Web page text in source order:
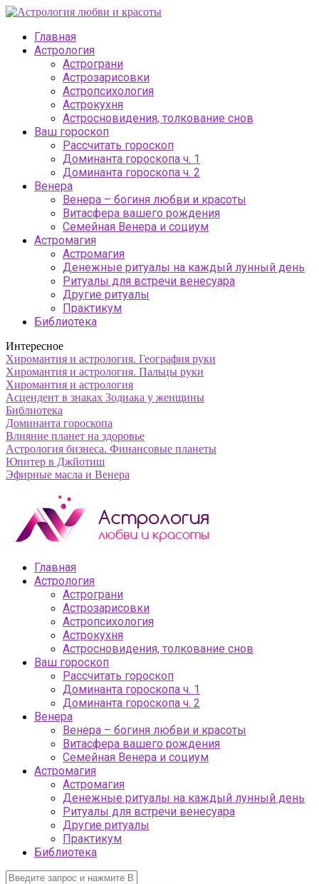
Главная
Астрология
Астрограни
Астрозарисовки
Астропсихология
Астрокухня
Астросновидения, толкование снов
Ваш гороскоп
Рассчитать гороскоп
Доминанта гороскопа ч. 1
Доминанта гороскопа ч. 2
Венера
Венера – богиня любви и красоты
Витасфера вашего рождения
Семейная Венера и социум
Астромагия
Астромагия
Денежные ритуалы на каждый лунный день
Ритуалы для встречи венесуара
Другие ритуалы
Практикум
Библиотека
Интересное
Хиромантия и астрология. География руки
Хиромантия и астрология. Пальцы руки
Хиромантия и астрология
Асцендент в знаках Зодиака у женщины
Библиотека
Доминанта гороскопа
Влияние планет на здоровье
Астрология бизнеса. Финансовые планеты
Юпитер в Джйотиш
Эфирные масла и Венера
Главная
Астрология
Астрограни
Астрозарисовки
Астропсихология
Астрокухня
Астросновидения, толкование снов
Ваш гороскоп
Рассчитать гороскоп
Доминанта гороскопа ч. 1
Доминанта гороскопа ч. 2
Венера
Венера – богиня любви и красоты
Витасфера вашего рождения
Семейная Венера и социум
Астромагия
Астромагия
Денежные ритуалы на каждый лунный день
Ритуалы для встречи венесуара
Другие ритуалы
Практикум
Библиотека